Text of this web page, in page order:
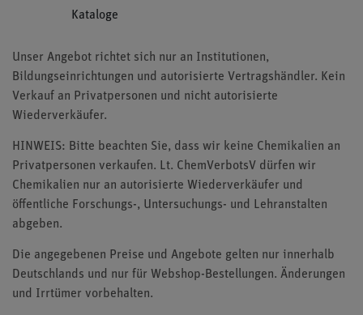
Kataloge
Unser Angebot richtet sich nur an Institutionen,
Bildungseinrichtungen und autorisierte Vertragshändler. Kein
Verkauf an Privatpersonen und nicht autorisierte
Wiederverkäufer.
HINWEIS: Bitte beachten Sie, dass wir keine Chemikalien an
Privatpersonen verkaufen. Lt. ChemVerbotsV dürfen wir
Chemikalien nur an autorisierte Wiederverkäufer und
öffentliche Forschungs-, Untersuchungs- und Lehranstalten
abgeben.
Die angegebenen Preise und Angebote gelten nur innerhalb
Deutschlands und nur für Webshop-Bestellungen. Änderungen
und Irrtümer vorbehalten.